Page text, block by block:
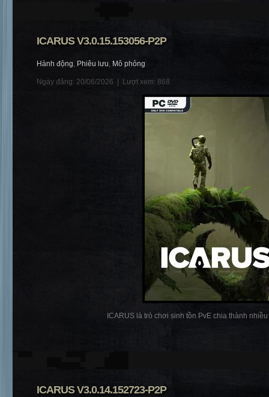
ICARUS V3.0.15.153056-P2P
Hành động, Phiêu lưu, Mô phỏng
Ngày đăng: 20/06/2026 | Lượt xem: 868
ICARUS là trò chơi sinh tồn PvE chia thành
ICARUS V3.0.14.152723-P2P